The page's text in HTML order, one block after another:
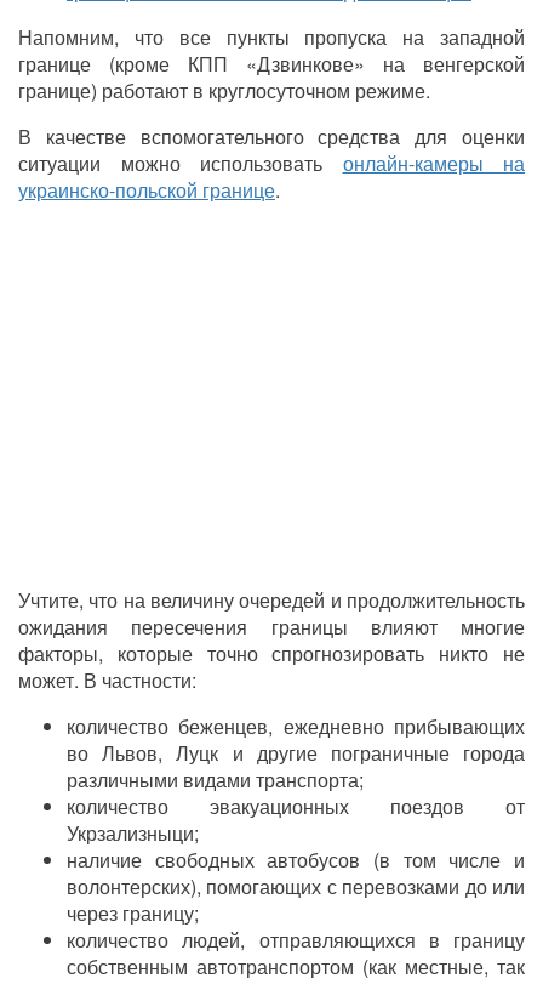
Напомним, что все пункты пропуска на западной
границе (кроме КПП «Дзвинкове» на венгерской
границе) работают в круглосуточном режиме.
В качестве вспомогательного средства для оценки
ситуации можно использовать онлайн-камеры на
украинско-польской границе.
Учтите, что на величину очередей и продолжительность
ожидания пересечения границы влияют многие
факторы, которые точно спрогнозировать никто не
может. В частности:
количество беженцев, ежедневно прибывающих
во Львов, Луцк и другие пограничные города
различными видами транспорта;
количество эвакуационных поездов от
Укрзализныци;
наличие свободных автобусов (в том числе и
волонтерских), помогающих с перевозками до или
через границу;
количество людей, отправляющихся в границу
собственным автотранспортом (как местные, так